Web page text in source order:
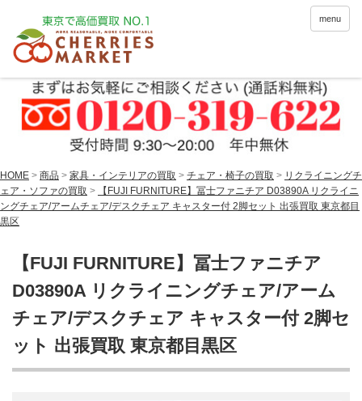
menu
HOME > 商品 > 家具・インテリアの買取 > チェア・椅子の買取 > リクライニングチ
ェア・ソファの買取 >
【FUJI FURNITURE】冨士ファニチア D03890A リクライニ
ングチェア/アームチェア/デスクチェア キャスター付 2脚セット 出張買取 東京都目
黒区
【FUJI FURNITURE】冨士ファニチア
D03890A リクライニングチェア/アーム
チェア/デスクチェア キャスター付 2脚セ
ット 出張買取 東京都目黒区